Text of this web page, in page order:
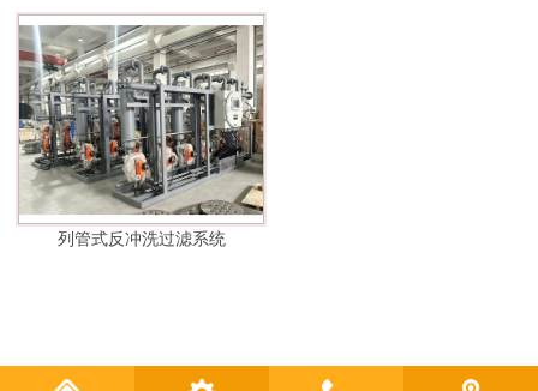
列管式反冲洗过滤系统